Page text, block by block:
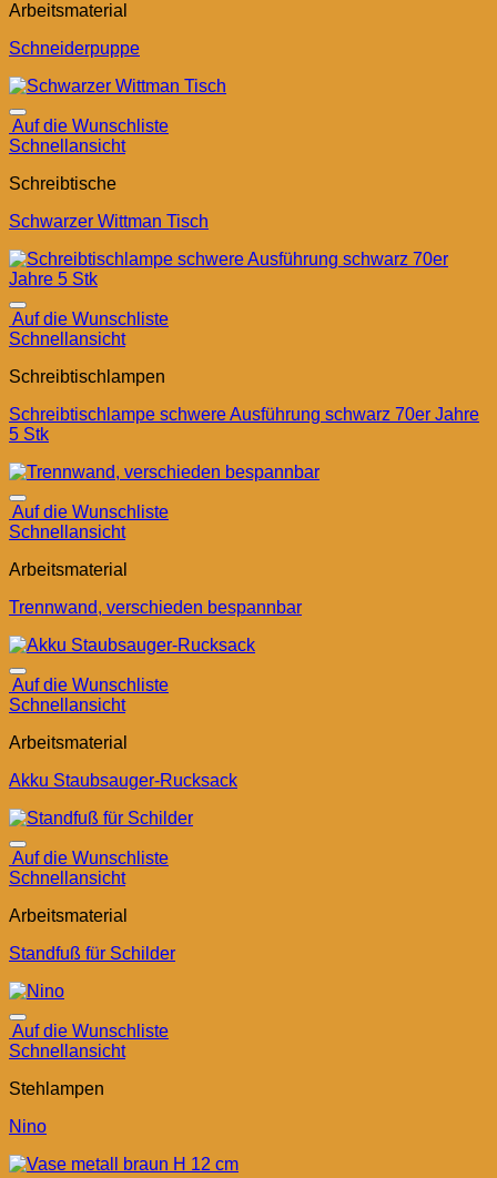
Arbeitsmaterial
Schneiderpuppe
Auf die Wunschliste
Schnellansicht
Schreibtische
Schwarzer Wittman Tisch
Auf die Wunschliste
Schnellansicht
Schreibtischlampen
Schreibtischlampe schwere Ausführung schwarz 70er Jahre
5 Stk
Auf die Wunschliste
Schnellansicht
Arbeitsmaterial
Trennwand, verschieden bespannbar
Auf die Wunschliste
Schnellansicht
Arbeitsmaterial
Akku Staubsauger-Rucksack
Auf die Wunschliste
Schnellansicht
Arbeitsmaterial
Standfuß für Schilder
Auf die Wunschliste
Schnellansicht
Stehlampen
Nino